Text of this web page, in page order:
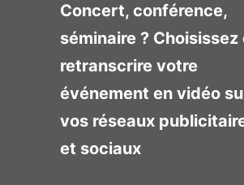
Concert, conférence,
séminaire ? Choisissez
retranscrire votre
événement en vidéo
vos réseaux
et sociaux